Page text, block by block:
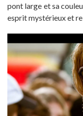
pont large et sa
esprit mystérieux et